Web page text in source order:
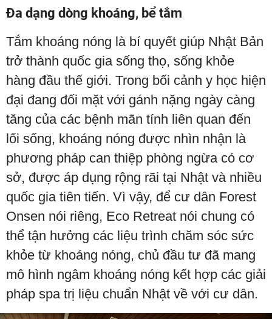
Đa dạng dòng khoáng, bể tắm
Tắm khoáng nóng là bí quyết giúp Nhật Bản
trở thành quốc gia sống thọ, sống khỏe
hàng đầu thế giới. Trong bối cảnh y học hiện
đại đang đối mặt với gánh nặng ngày càng
tăng của các bệnh mãn tính liên quan đến
lối sống, khoáng nóng được nhìn nhận là
phương pháp can thiệp phòng ngừa có cơ
sở, được áp dụng rộng rãi tại Nhật và nhiều
quốc gia tiên tiến. Vì vậy, để cư dân Forest
Onsen nói riêng, Eco Retreat nói chung có
thể tận hưởng các liệu trình chăm sóc sức
khỏe từ khoáng nóng, chủ đầu tư đã mang
mô hình ngâm khoáng nóng kết hợp các giải
pháp spa trị liệu chuẩn Nhật về với cư dân.